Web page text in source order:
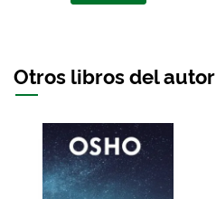
Otros libros del autor